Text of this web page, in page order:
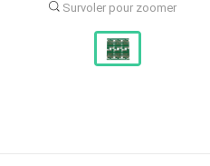
Survoler pour zoomer